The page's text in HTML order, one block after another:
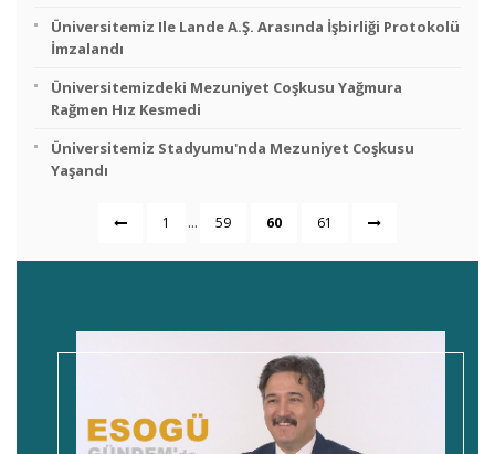
Üniversitemiz Ile Lande A.Ş. Arasında İşbirliği Protokolü
İmzalandı
Üniversitemizdeki Mezuniyet Coşkusu Yağmura
Rağmen Hız Kesmedi
Üniversitemiz Stadyumu'nda Mezuniyet Coşkusu
Yaşandı
1 ... 59 60 61